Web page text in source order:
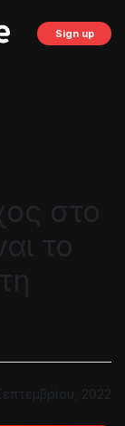
Sign up
στο
το
2022